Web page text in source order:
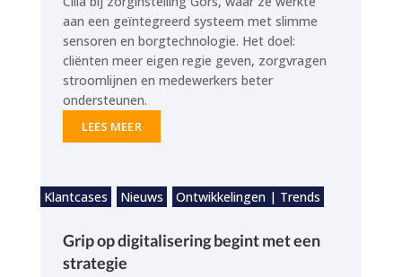
aan een geïntegreerd systeem met slimme
sensoren en borgtechnologie. Het doel:
cliënten meer eigen regie geven, zorgvragen
stroomlijnen en medewerkers beter
ondersteunen.
LEES MEER
Klantcases Nieuws Ontwikkelingen | Trends
Grip op digitalisering begint met een
strategie